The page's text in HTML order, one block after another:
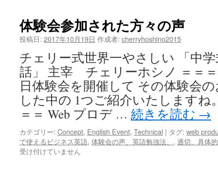
体験会参加された方々の声
投稿日: 2017年10月19日 作成者: cherryhoshino2015
チェリー式世界一やさしい 「中
話」 主宰 チェリーホシノ ＝＝
日体験会を開催して その体験会
した中の 1つご紹介いたしますね
＝＝ Web プロデ … 続きを読む →
カテゴリー: Concept, English Event, Technical | タグ: web
で使えるビジネス英語, 体験会の声、英語勉強法、 , 適切、具体
受け付けていません